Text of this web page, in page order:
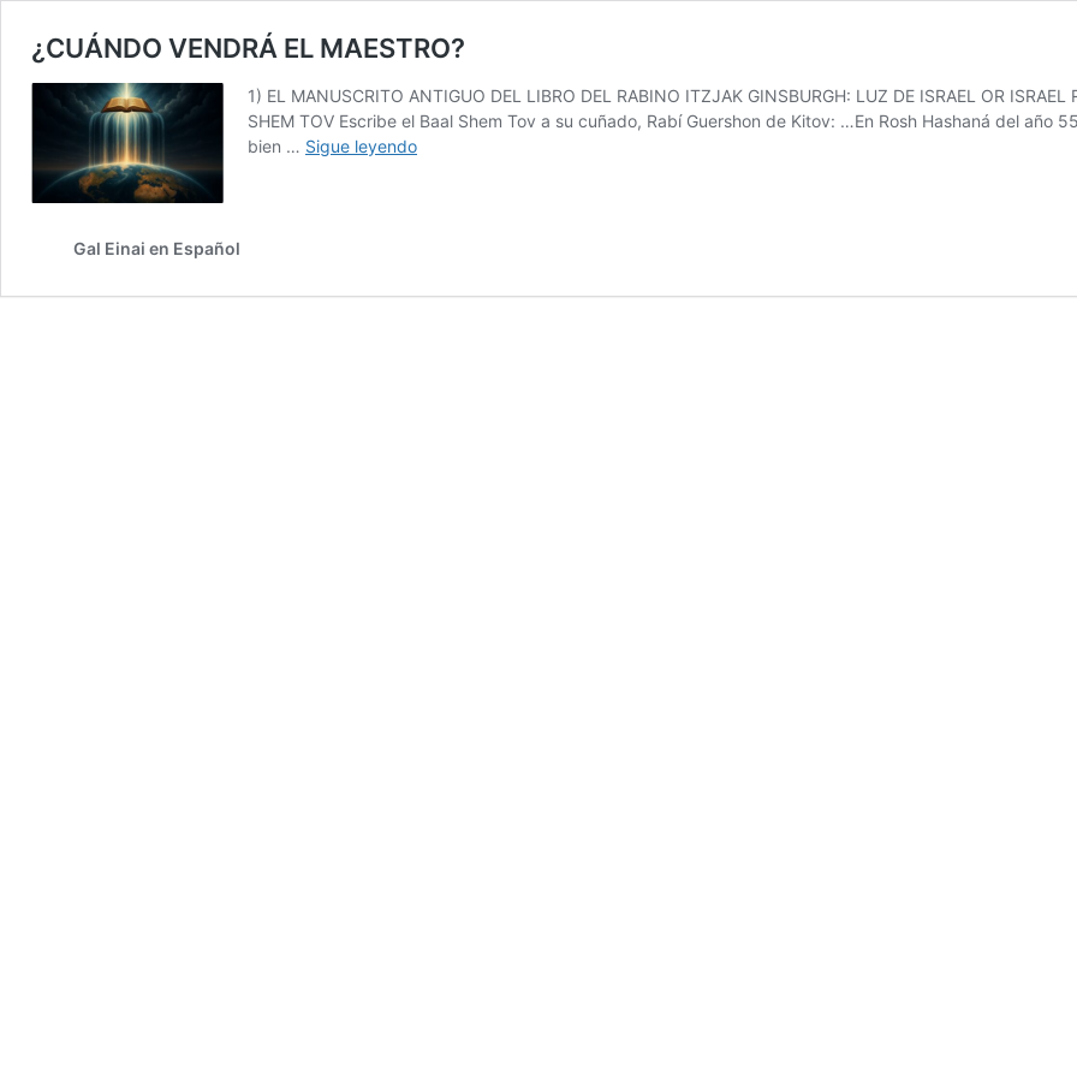
¿CUÁNDO VENDRÁ EL MAESTRO?
1) EL MANUSCRITO ANTIGUO DEL LIBRO DEL RABINO ITZJAK GINSBURGH: LUZ DE ISRAEL OR
SHEM TOV Escribe el Baal Shem Tov a su cuñado, Rabí Guershon de Kitov: …En Rosh Hashaná del año
bien … Sigue leyendo¿CUÁNDO
Gal Einai en Español